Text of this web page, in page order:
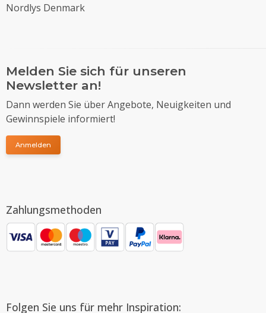
Nordlys Denmark
Melden Sie sich für unseren
Newsletter an!
Dann werden Sie über Angebote, Neuigkeiten und
Gewinnspiele informiert!
Anmelden
Zahlungsmethoden
Folgen Sie uns für mehr Inspiration: